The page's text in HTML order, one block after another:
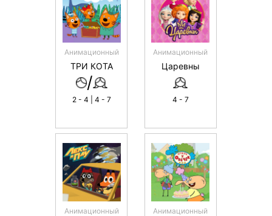
Анимационный
ТРИ КОТА
/
2 - 4 | 4 - 7
Анимационный
Царевны
4 - 7
Анимационный Анимационный